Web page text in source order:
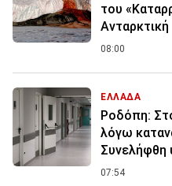
του
Ανταρκτική
08:00
ΕΛΛΑΔΑ
Ροδόπη:
λόγω
Συνελήφθη
07:54